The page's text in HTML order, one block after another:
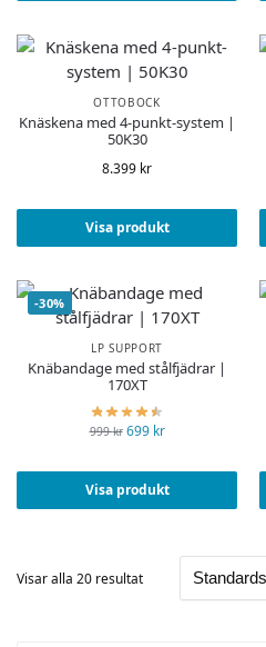
OTTOBOCK
Knäskena med 4-punkt-system |
50K30
8.399 kr
Visa produkt
-30%
LP SUPPORT
Knäbandage med stålfjädrar |
170XT
999kr 699 kr
Visa produkt
Visar alla 20 resultat